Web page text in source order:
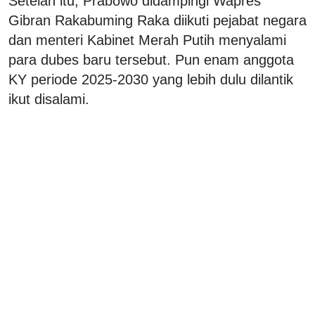
Gibran Rakabuming Raka diikuti pejabat negara
dan menteri Kabinet Merah Putih menyalami
para dubes baru tersebut. Pun enam anggota
KY periode 2025-2030 yang lebih dulu dilantik
ikut disalami.